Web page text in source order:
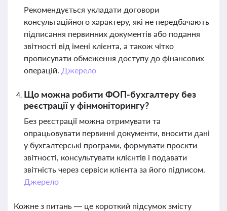
Рекомендується укладати договори
консультаційного характеру, які не передбачають
підписання первинних документів або подання
звітності від імені клієнта, а також чітко
прописувати обмеження доступу до фінансових
операцій. Джерело
Що можна робити ФОП-бухгалтеру без
реєстрації у фінмоніторингу?
Без реєстрації можна отримувати та
опрацьовувати первинні документи, вносити дані
у бухгалтерські програми, формувати проєкти
звітності, консультувати клієнтів і подавати
звітність через сервіси клієнта за його підписом.
Джерело
Кожне з питань — це короткий підсумок змісту